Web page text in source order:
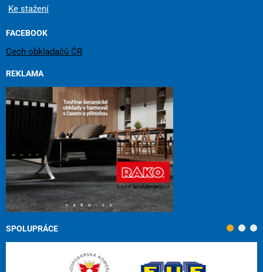
Ke stažení
FACEBOOK
Cech obkladačů ČR
REKLAMA
SPOLUPRÁCE